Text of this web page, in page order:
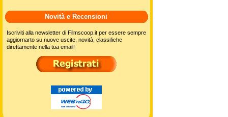
Novità e Recensioni
Iscriviti alla newsletter di Filmscoop.it per essere sempre
aggiornarto su nuove uscite, novità, classifiche
direttamente nella tua email!